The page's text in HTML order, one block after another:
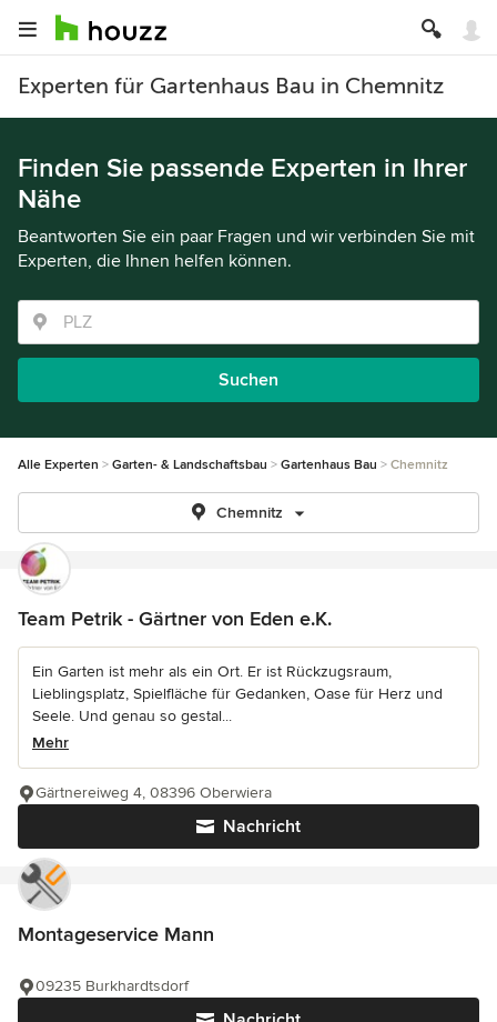
Experten für Gartenhaus Bau in Chemnitz
Finden Sie passende Experten in Ihrer
Nähe
Beantworten Sie ein paar Fragen und wir verbinden Sie mit
Experten, die Ihnen helfen können.
Suchen
Alle Experten Garten- & Landschaftsbau Gartenhaus Bau Chemnitz
Chemnitz
Team Petrik - Gärtner von Eden e.K.
Ein Garten ist mehr als ein Ort. Er ist Rückzugsraum,
Lieblingsplatz, Spielfläche für Gedanken, Oase für Herz und
Seele. Und genau so gestal...
Mehr
Nachricht
Gärtnereiweg 4, 08396 Oberwiera
Montageservice Mann
09235 Burkhardtsdorf